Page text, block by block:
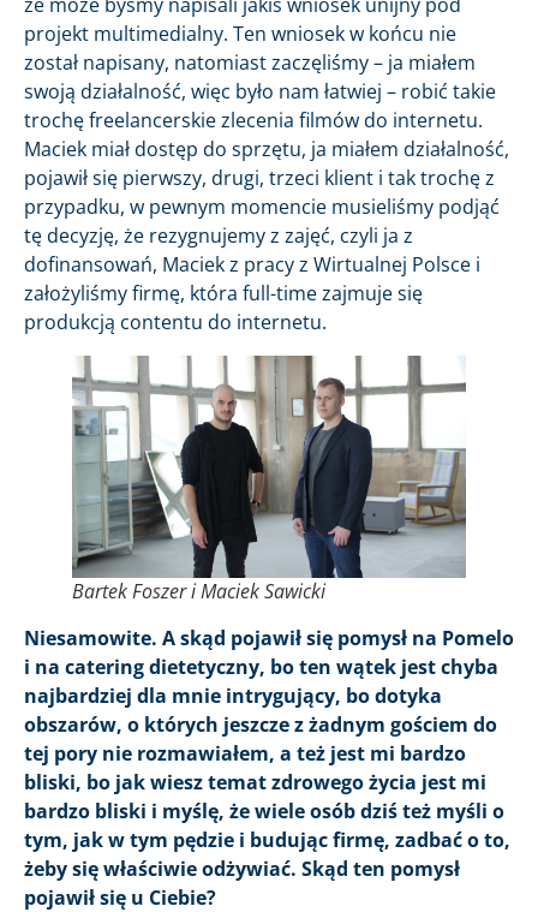
projekt multimedialny. Ten wniosek w końcu nie
został napisany, natomiast zaczęliśmy – ja miałem
swoją działalność, więc było nam łatwiej – robić takie
trochę freelancerskie zlecenia filmów do internetu.
Maciek miał dostęp do sprzętu, ja miałem działalność,
pojawił się pierwszy, drugi, trzeci klient i tak trochę z
przypadku, w pewnym momencie musieliśmy podjąć
tę decyzję, że rezygnujemy z zajęć, czyli ja z
dofinansowań, Maciek z pracy z Wirtualnej Polsce i
założyliśmy firmę, która full-time zajmuje się
produkcją contentu do internetu.
Bartek Foszer i Maciek Sawicki
Niesamowite. A skąd pojawił się pomysł na Pomelo
i na catering dietetyczny, bo ten wątek jest chyba
najbardziej dla mnie intrygujący, bo dotyka
obszarów, o których jeszcze z żadnym gościem do
tej pory nie rozmawiałem, a też jest mi bardzo
bliski, bo jak wiesz temat zdrowego życia jest mi
bardzo bliski i myślę, że wiele osób dziś też myśli o
tym, jak w tym pędzie i budując firmę, zadbać o to,
żeby się właściwie odżywiać. Skąd ten pomysł
pojawił się u Ciebie?